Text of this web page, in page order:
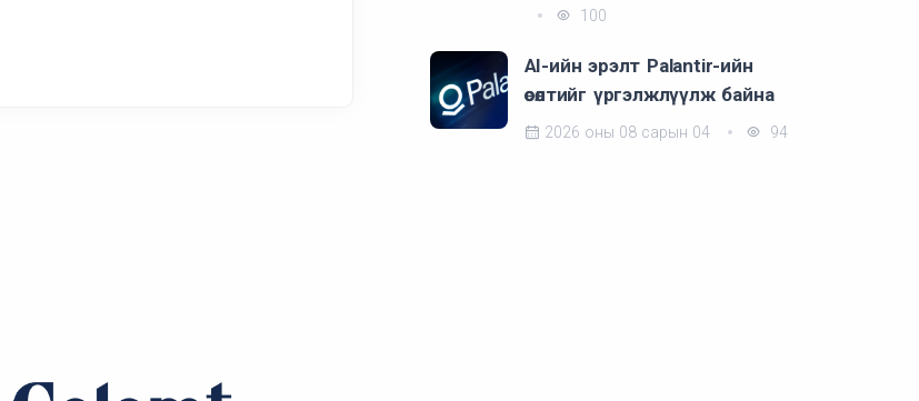
100
AI-ийн эрэлт Palantir-ийн
өсөлтийг үргэлжлүүлж байна
2026 оны 08 сарын 04 94